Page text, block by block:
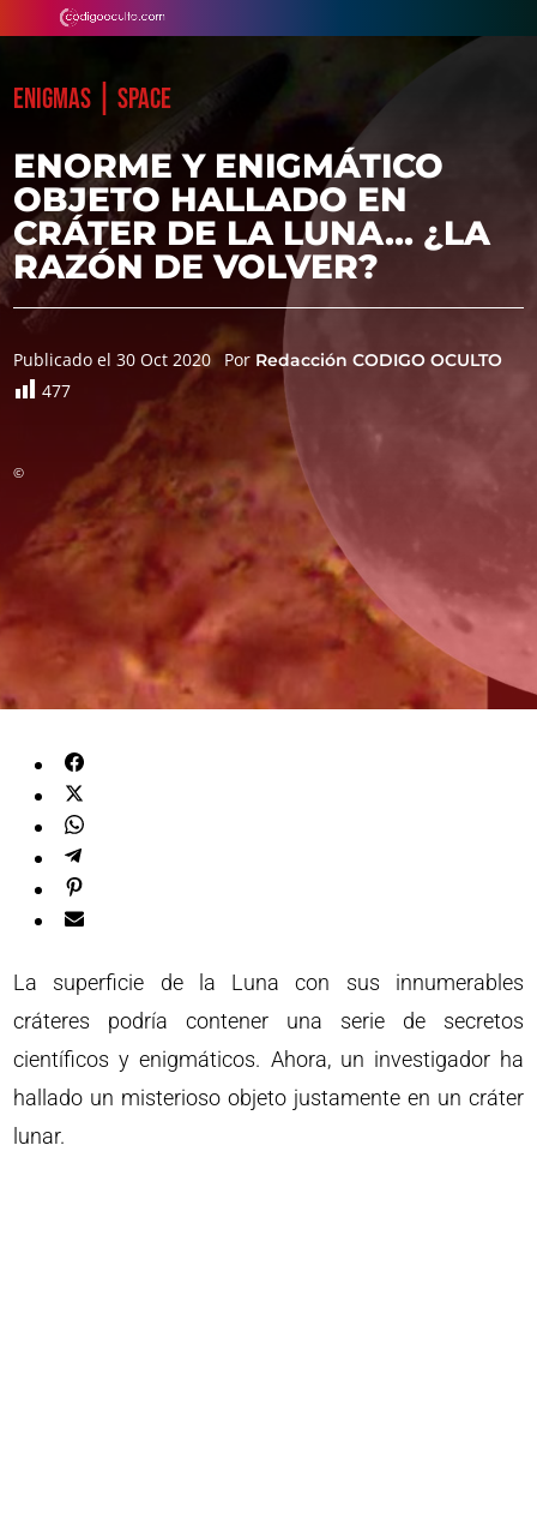
ENIGMAS |SPACE
ENORME Y ENIGMÁTICO
OBJETO HALLADO EN
CRÁTER DE LA LUNA… ¿LA
RAZÓN DE VOLVER?
Publicado el 30 Oct 2020 Por Redacción CODIGO OCULTO
477
©
La superficie de la Luna con sus innumerables
cráteres podría contener una serie de secretos
científicos y enigmáticos. Ahora, un investigador ha
hallado un misterioso objeto justamente en un cráter
lunar.